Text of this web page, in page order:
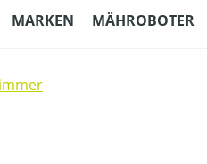
MARKEN MÄHROBOTER